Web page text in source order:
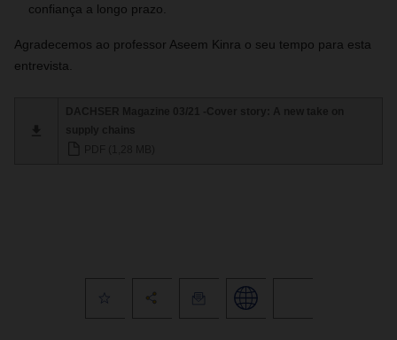
confiança a longo prazo.
Agradecemos ao professor Aseem Kinra o seu tempo para esta
entrevista.